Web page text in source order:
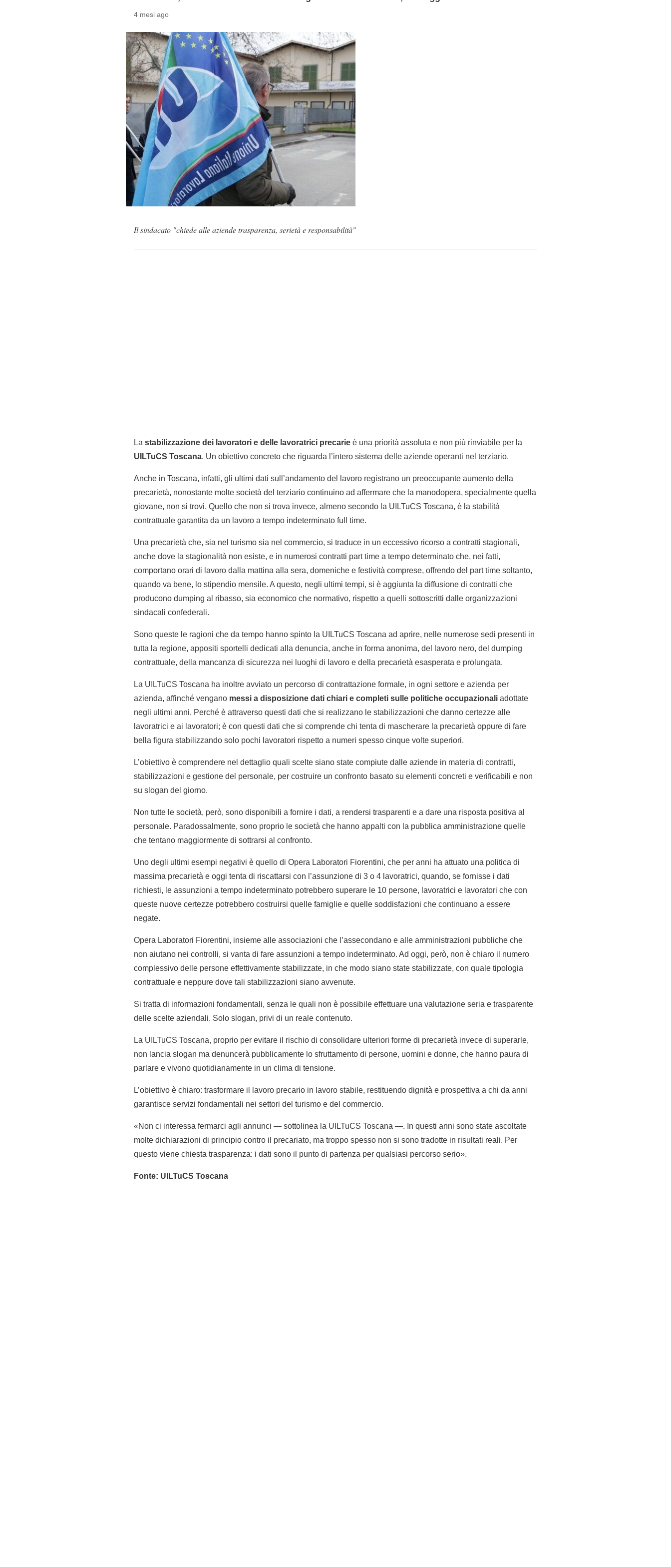
4 mesi ago
Il sindacato "chiede alle aziende trasparenza, serietà e responsabilità"
La stabilizzazione dei lavoratori e delle lavoratrici precarie è una priorità assoluta e non più rinviabile per la
UILTuCS Toscana. Un obiettivo concreto che riguarda l’intero sistema delle aziende operanti nel terziario.
Anche in Toscana, infatti, gli ultimi dati sull’andamento del lavoro registrano un preoccupante aumento della
precarietà, nonostante molte società del terziario continuino ad affermare che la manodopera, specialmente quella
giovane, non si trovi. Quello che non si trova invece, almeno secondo la UILTuCS Toscana, è la stabilità
contrattuale garantita da un lavoro a tempo indeterminato full time.
Una precarietà che, sia nel turismo sia nel commercio, si traduce in un eccessivo ricorso a contratti stagionali,
anche dove la stagionalità non esiste, e in numerosi contratti part time a tempo determinato che, nei fatti,
comportano orari di lavoro dalla mattina alla sera, domeniche e festività comprese, offrendo del part time soltanto,
quando va bene, lo stipendio mensile. A questo, negli ultimi tempi, si è aggiunta la diffusione di contratti che
producono dumping al ribasso, sia economico che normativo, rispetto a quelli sottoscritti dalle organizzazioni
sindacali confederali.
Sono queste le ragioni che da tempo hanno spinto la UILTuCS Toscana ad aprire, nelle numerose sedi presenti in
tutta la regione, appositi sportelli dedicati alla denuncia, anche in forma anonima, del lavoro nero, del dumping
contrattuale, della mancanza di sicurezza nei luoghi di lavoro e della precarietà esasperata e prolungata.
La UILTuCS Toscana ha inoltre avviato un percorso di contrattazione formale, in ogni settore e azienda per
azienda, affinché vengano messi a disposizione dati chiari e completi sulle politiche occupazionali adottate
negli ultimi anni. Perché è attraverso questi dati che si realizzano le stabilizzazioni che danno certezze alle
lavoratrici e ai lavoratori; è con questi dati che si comprende chi tenta di mascherare la precarietà oppure di fare
bella figura stabilizzando solo pochi lavoratori rispetto a numeri spesso cinque volte superiori.
L’obiettivo è comprendere nel dettaglio quali scelte siano state compiute dalle aziende in materia di contratti,
stabilizzazioni e gestione del personale, per costruire un confronto basato su elementi concreti e verificabili e non
su slogan del giorno.
Non tutte le società, però, sono disponibili a fornire i dati, a rendersi trasparenti e a dare una risposta positiva al
personale. Paradossalmente, sono proprio le società che hanno appalti con la pubblica amministrazione quelle
che tentano maggiormente di sottrarsi al confronto.
Uno degli ultimi esempi negativi è quello di Opera Laboratori Fiorentini, che per anni ha attuato una politica di
massima precarietà e oggi tenta di riscattarsi con l’assunzione di 3 o 4 lavoratrici, quando, se fornisse i dati
richiesti, le assunzioni a tempo indeterminato potrebbero superare le 10 persone, lavoratrici e lavoratori che con
queste nuove certezze potrebbero costruirsi quelle famiglie e quelle soddisfazioni che continuano a essere
negate.
Opera Laboratori Fiorentini, insieme alle associazioni che l’assecondano e alle amministrazioni pubbliche che
non aiutano nei controlli, si vanta di fare assunzioni a tempo indeterminato. Ad oggi, però, non è chiaro il numero
complessivo delle persone effettivamente stabilizzate, in che modo siano state stabilizzate, con quale tipologia
contrattuale e neppure dove tali stabilizzazioni siano avvenute.
Si tratta di informazioni fondamentali, senza le quali non è possibile effettuare una valutazione seria e trasparente
delle scelte aziendali. Solo slogan, privi di un reale contenuto.
La UILTuCS Toscana, proprio per evitare il rischio di consolidare ulteriori forme di precarietà invece di superarle,
non lancia slogan ma denuncerà pubblicamente lo sfruttamento di persone, uomini e donne, che hanno paura di
parlare e vivono quotidianamente in un clima di tensione.
L’obiettivo è chiaro: trasformare il lavoro precario in lavoro stabile, restituendo dignità e prospettiva a chi da anni
garantisce servizi fondamentali nei settori del turismo e del commercio.
«Non ci interessa fermarci agli annunci — sottolinea la UILTuCS Toscana —. In questi anni sono state ascoltate
molte dichiarazioni di principio contro il precariato, ma troppo spesso non si sono tradotte in risultati reali. Per
questo viene chiesta trasparenza: i dati sono il punto di partenza per qualsiasi percorso serio».
Fonte: UILTuCS Toscana